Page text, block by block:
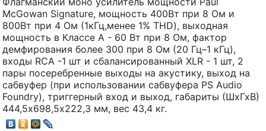
McGowan Signature, мощность 400Вт при 8 Ом и
800Вт при 4 Ом (1кГц,менее 1% THD), выходная
мощность в Классе А - 60 Вт при 8 Ом, фактор
демфирования более 300 при 8 Ом (20 Гц–1 кГц),
входы RCA -1 шт и сбалансированный XLR - 1 шт, 2
пары посеребренные выходы на акустику, выход на
сабвуфер (при использовании сабвуфера PS Audio
Foundry), триггерный вход и выход, габариты (ШхГхВ)
444,5х698,5х222,3 мм, вес 43,4 кг.